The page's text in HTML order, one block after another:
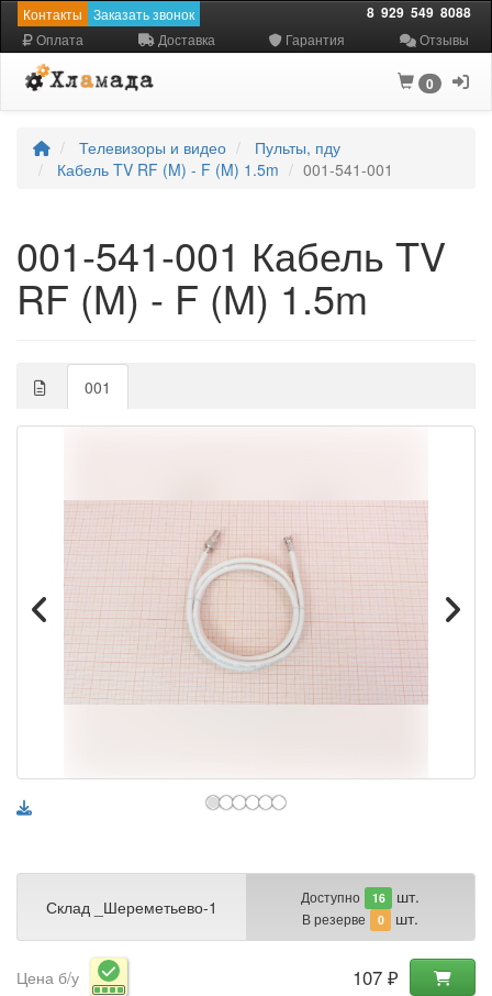
Контакты Заказать звонок 8 929 549 8088
Оплата Доставка Гарантия Отзывы
0
Телевизоры и видео
Пульты, пду
Кабель TV RF (M) - F (M) 1.5m
001-541-001
001-541-001 Кабель TV
RF (M) - F (M) 1.5m
001
Склад _Шереметьево-1 Доступно 16 шт.
В резерве 0 шт.
Цена б/у 107 ₽